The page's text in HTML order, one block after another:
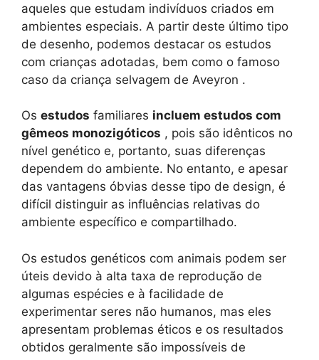
aqueles que estudam indivíduos criados em
ambientes especiais. A partir deste último tipo
de desenho, podemos destacar os estudos
com crianças adotadas, bem como o famoso
caso da criança selvagem de Aveyron .
Os estudos familiares incluem estudos com
gêmeos monozigóticos , pois são idênticos no
nível genético e, portanto, suas diferenças
dependem do ambiente. No entanto, e apesar
das vantagens óbvias desse tipo de design, é
difícil distinguir as influências relativas do
ambiente específico e compartilhado.
Os estudos genéticos com animais podem ser
úteis devido à alta taxa de reprodução de
algumas espécies e à facilidade de
experimentar seres não humanos, mas eles
apresentam problemas éticos e os resultados
obtidos geralmente são impossíveis de